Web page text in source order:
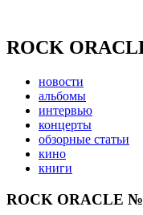
ROCK
новости
альбомы
интервью
концерты
обзорные статьи
кино
книги
ROCK ORACLE